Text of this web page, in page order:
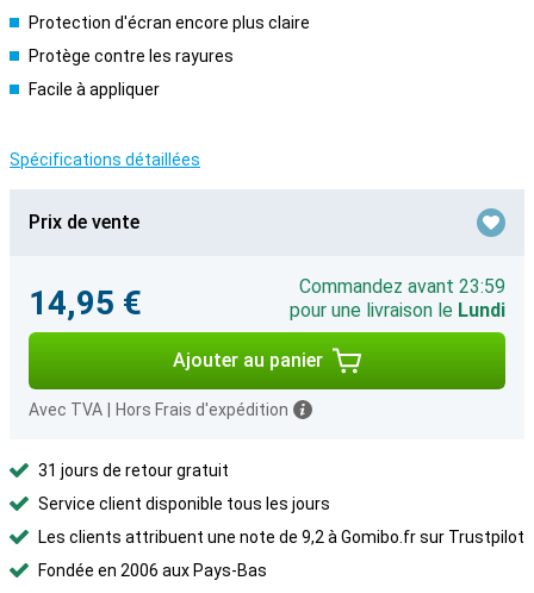
Protection d'écran encore plus claire
Protège contre les rayures
Facile à appliquer
Spécifications détaillées
Prix de vente
14,95 €
Commandez avant 23:59
pour une livraison le Lundi
Ajouter au panier
Avec TVA Hors Frais d'expédition
31 jours de retour gratuit
Service client disponible tous les jours
Les clients attribuent une note de 9,2 à Gomibo.fr sur Trustpilot
Fondée en 2006 aux Pays-Bas